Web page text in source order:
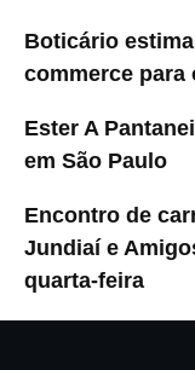
Boticário
commerce para
Ester A
em São Paulo
Encontro de
Jundiaí e
quarta-feira